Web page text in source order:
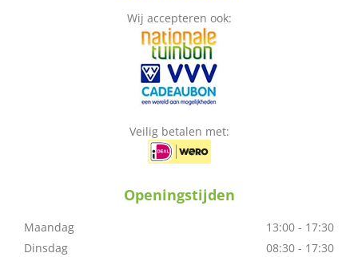
Wij accepteren ook:
Veilig betalen met:
Openingstijden
Maandag
13:00 - 17:30
Dinsdag
08:30 - 17:30